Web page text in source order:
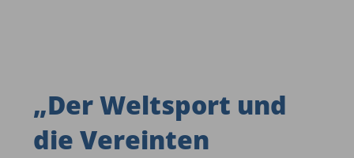
„Der Weltsport und
die Vereinten